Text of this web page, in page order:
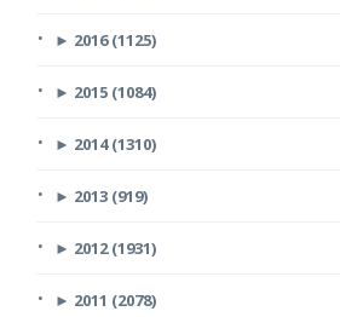
► 2016 (1125)
► 2015 (1084)
► 2014 (1310)
► 2013 (919)
► 2012 (1931)
► 2011 (2078)